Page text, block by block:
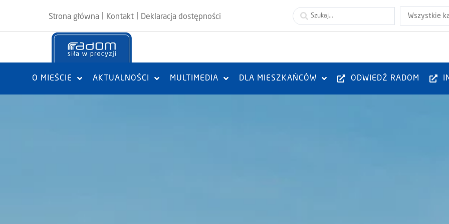
Strona główna Kontakt Deklaracja dostępności Wszystkie
O MIEŚCIE AKTUALNOŚCI MULTIMEDIA DLA MIESZKAŃCÓW ODWIEDŹ RADOM